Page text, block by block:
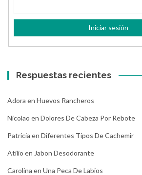
Respuestas recientes
Adora en Huevos Rancheros
Nicolao en Dolores De Cabeza Por Rebote
Patricia en Diferentes Tipos De Cachemir
Atilio en Jabon Desodorante
Carolina en Una Peca De Labios